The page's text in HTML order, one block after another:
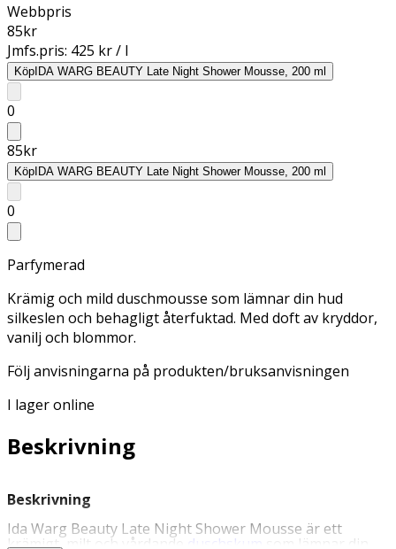
Webbpris
85kr
Jmfs.pris: 425 kr / l
KöpIDA WARG BEAUTY Late Night Shower Mousse, 200 ml
0
85kr
KöpIDA WARG BEAUTY Late Night Shower Mousse, 200 ml
0
Parfymerad
Krämig och mild duschmousse som lämnar din hud
silkeslen och behagligt återfuktad. Med doft av kryddor,
vanilj och blommor.
Följ anvisningarna på produkten/bruksanvisningen
I lager online
Beskrivning
Beskrivning
Ida Warg Beauty Late Night Shower Mousse är ett
krämigt, milt och vårdande duschskum som lämnar din